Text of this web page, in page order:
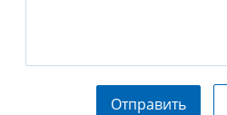
Отправить